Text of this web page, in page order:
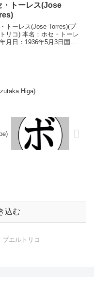
・トーレス(Jose
トーレス(Jose Torres)(プ
リコ) 本名：ホセ・トーレ
月日：1936年5月3日国
Higa)
込む
プエルトリコ